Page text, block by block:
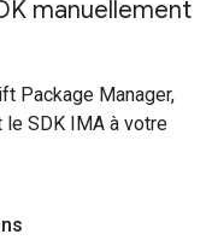
manuellement
Package Manager,
SDK IMA à votre